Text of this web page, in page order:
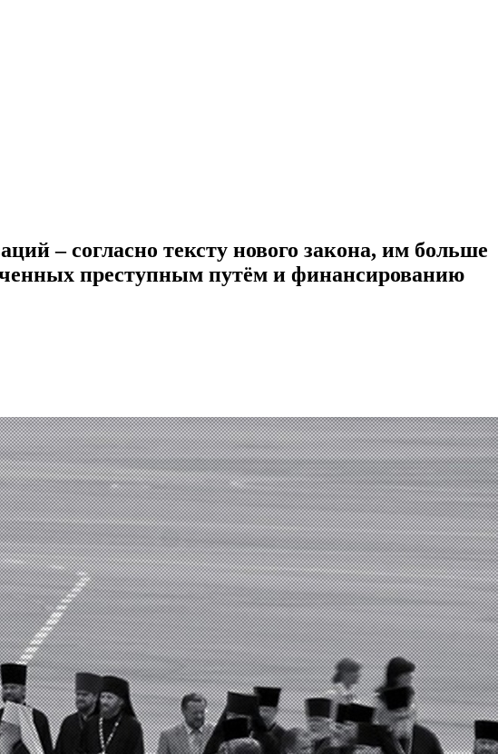
– согласно тексту нового закона, им больше
преступным путём и финансированию